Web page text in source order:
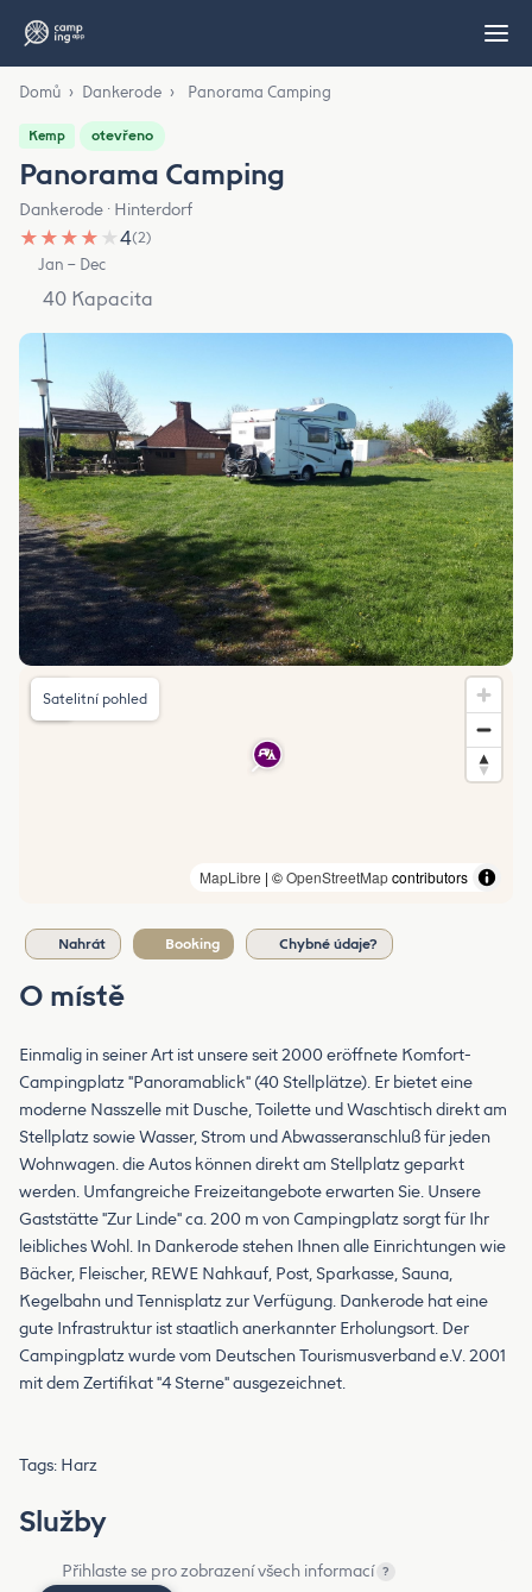
Domů › Dankerode › Panorama Camping
Kemp otevřeno
Panorama Camping
Dankerode · Hinterdorf
★ ★ ★ ★ ★4(2)
Jan – Dec
40 Kapacita
MapLibre | ©OpenStreetMapcontributors
Satelitní pohled
Nahrát Booking Chybné údaje?
O místě
Einmalig in seiner Art ist unsere seit 2000 eröffnete Komfort-
Campingplatz "Panoramablick" (40 Stellplätze). Er bietet eine
moderne Nasszelle mit Dusche, Toilette und Waschtisch direkt am
Stellplatz sowie Wasser, Strom und Abwasseranschluß für jeden
Wohnwagen. die Autos können direkt am Stellplatz geparkt
werden. Umfangreiche Freizeitangebote erwarten Sie. Unsere
Gaststätte "Zur Linde" ca. 200 m von Campingplatz sorgt für Ihr
leibliches Wohl. In Dankerode stehen Ihnen alle Einrichtungen wie
Bäcker, Fleischer, REWE Nahkauf, Post, Sparkasse, Sauna,
Kegelbahn und Tennisplatz zur Verfügung. Dankerode hat eine
gute Infrastruktur ist staatlich anerkannter Erholungsort. Der
Campingplatz wurde vom Deutschen Tourismusverband e.V. 2001
mit dem Zertifikat "4 Sterne" ausgezeichnet.
Tags: Harz
Služby
Přihlaste se pro zobrazení všech informací ?